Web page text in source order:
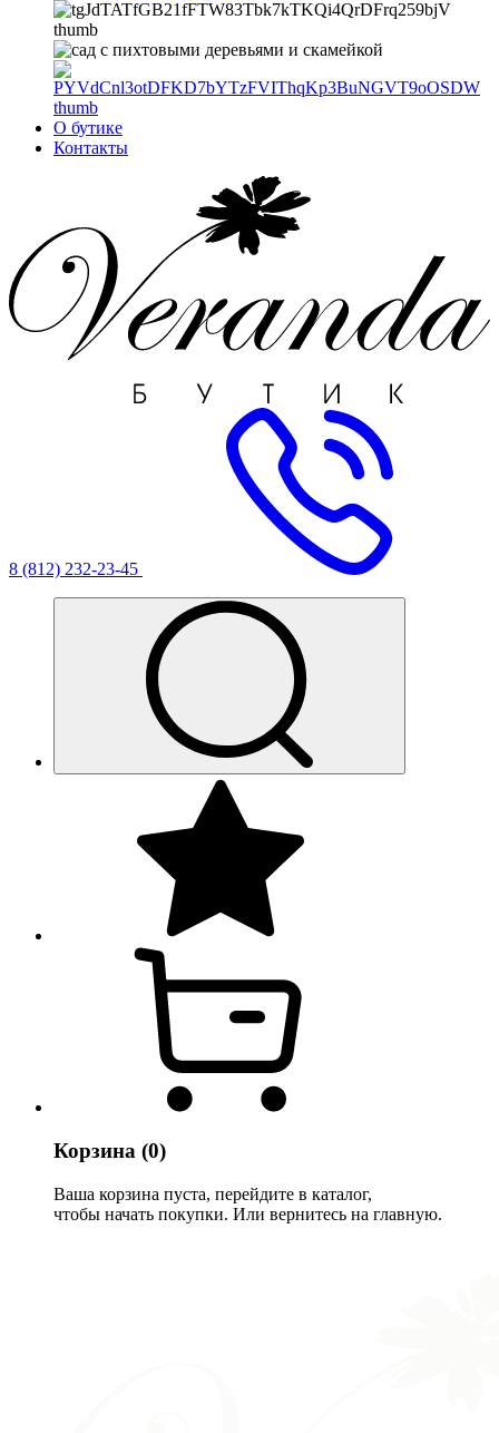
О бутике
Контакты
8 (812) 232-23-45
Корзина (0)
Ваша корзина пуста, перейдите в каталог,
чтобы начать покупки. Или вернитесь на главную.